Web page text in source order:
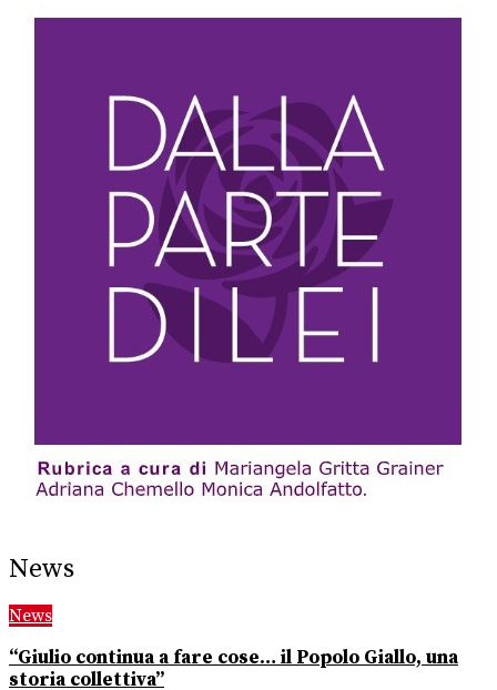
News
News
“Giulio continua a fare cose… il Popolo Giallo, una
storia collettiva”